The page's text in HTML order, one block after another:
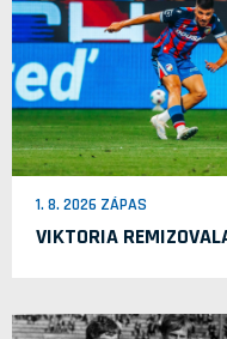
1. 8. 2026 ZÁPAS
VIKTORIA